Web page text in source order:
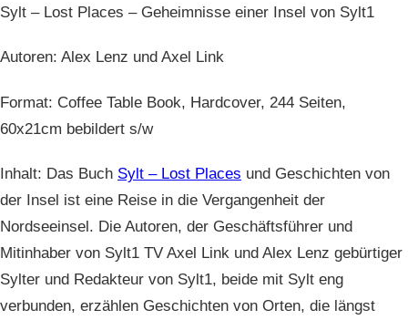
Sylt – Lost Places – Geheimnisse einer Insel von Sylt1
Autoren: Alex Lenz und Axel Link
Format: Coffee Table Book, Hardcover, 244 Seiten,
60x21cm bebildert s/w
Inhalt: Das Buch Sylt – Lost Places und Geschichten von
der Insel ist eine Reise in die Vergangenheit der
Nordseeinsel. Die Autoren, der Geschäftsführer und
Mitinhaber von Sylt1 TV Axel Link und Alex Lenz gebürtiger
Sylter und Redakteur von Sylt1, beide mit Sylt eng
verbunden, erzählen Geschichten von Orten, die längst